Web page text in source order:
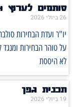
סותמים לערוץ 14 את הפה! למה אתם שותקים?
26 ביולי 2026
יו"ר ועדת הבחירות
לא היססת
תכנית גפן
19 ביולי 2026